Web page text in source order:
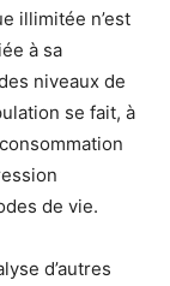
illimitée n’est
à sa
niveaux de
se fait, à
de vie.
d’autres